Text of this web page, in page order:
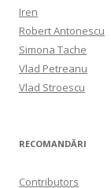
Iren
Robert Antonescu
Simona Tache
Vlad Petreanu
Vlad Stroescu
RECOMANDĂRI
Contributors